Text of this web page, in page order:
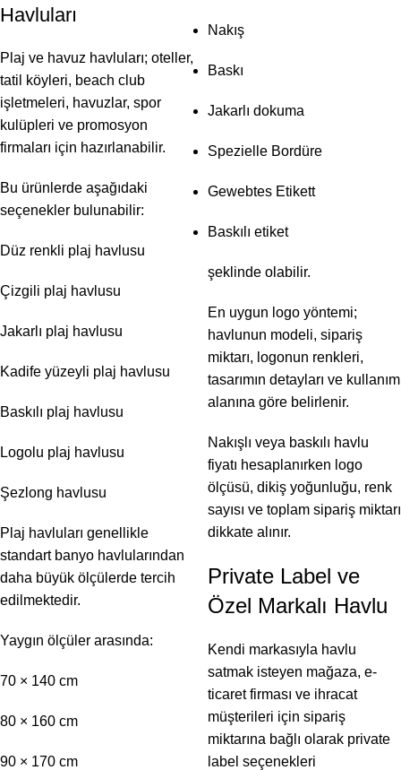
Havluları
Plaj ve havuz havluları; oteller,
tatil köyleri, beach club
işletmeleri, havuzlar, spor
kulüpleri ve promosyon
firmaları için hazırlanabilir.
Bu ürünlerde aşağıdaki
seçenekler bulunabilir:
Düz renkli plaj havlusu
Çizgili plaj havlusu
Jakarlı plaj havlusu
Kadife yüzeyli plaj havlusu
Baskılı plaj havlusu
Logolu plaj havlusu
Şezlong havlusu
Plaj havluları genellikle
standart banyo havlularından
daha büyük ölçülerde tercih
edilmektedir.
Yaygın ölçüler arasında:
70 × 140 cm
80 × 160 cm
90 × 170 cm
Nakış
Baskı
Jakarlı dokuma
Spezielle Bordüre
Gewebtes Etikett
Baskılı etiket
şeklinde olabilir.
En uygun logo yöntemi;
havlunun modeli, sipariş
miktarı, logonun renkleri,
tasarımın detayları ve kullanım
alanına göre belirlenir.
Nakışlı veya baskılı havlu
fiyatı hesaplanırken logo
ölçüsü, dikiş yoğunluğu, renk
sayısı ve toplam sipariş miktarı
dikkate alınır.
Private Label ve
Özel Markalı Havlu
Kendi markasıyla havlu
satmak isteyen mağaza, e-
ticaret firması ve ihracat
müşterileri için sipariş
miktarına bağlı olarak private
label seçenekleri